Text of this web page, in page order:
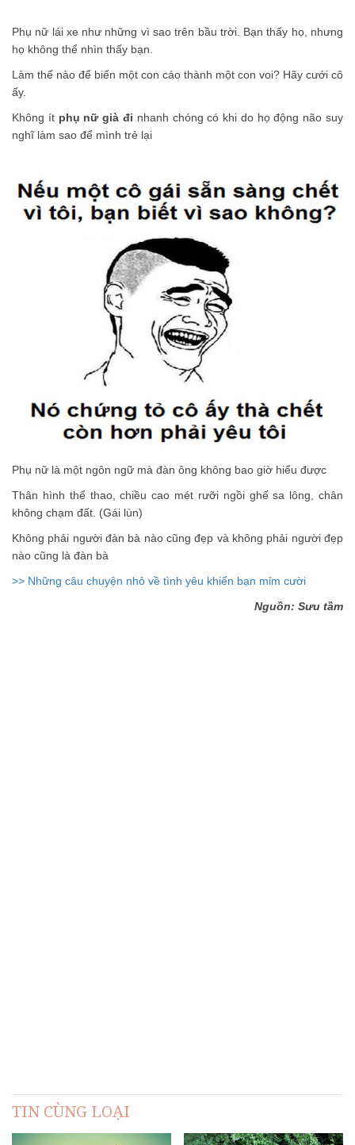
Phụ nữ lái xe như những vì sao trên bầu trời. Bạn thấy họ, nhưng
họ không thể nhìn thấy bạn.
Làm thế nào để biến một con cáo thành một con voi? Hãy cưới cô
ấy.
Không ít phụ nữ già đi nhanh chóng có khi do họ động não suy
nghĩ làm sao để mình trẻ lại
Phụ nữ là một ngôn ngữ mà đàn ông không bao giờ hiểu được
Thân hình thể thao, chiều cao mét rưỡi ngồi ghế sa lông, chân
không chạm đất. (Gái lùn)
Không phải người đàn bà nào cũng đẹp và không phải người đẹp
nào cũng là đàn bà
>> Những câu chuyện nhỏ về tình yêu khiến bạn mỉm cười
Nguồn: Sưu tầm
TIN CÙNG LOẠI